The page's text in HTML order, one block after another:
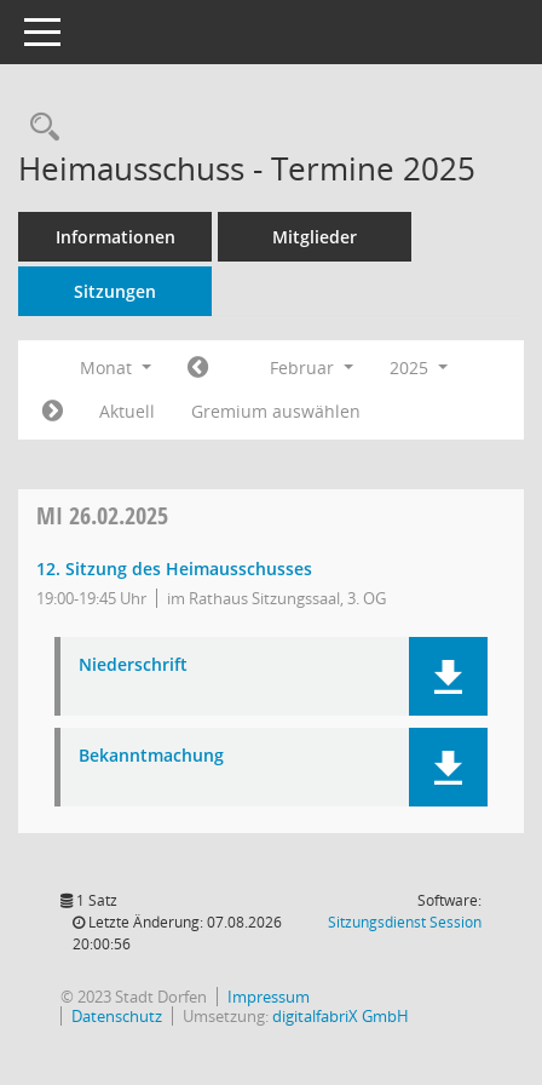
Toggle navigation
Rechercheauswahl
Heimausschuss - Termine 2025
Informationen Mitglieder
Sitzungen
Monat Februar
2025
Aktuell
Gremium auswählen
MI 26.02.2025
12. Sitzung des Heimausschusses
19:00-19:45 Uhr im Rathaus Sitzungssaal, 3. OG
Niederschrift
Bekanntmachung
1 Satz
Letzte Änderung: 07.08.2026
20:00:56
Software:
SitzungsdienstSession(Wird in
© 2023 Stadt Dorfen
Impressum
Datenschutz
Umsetzung:digitalfabriX GmbH